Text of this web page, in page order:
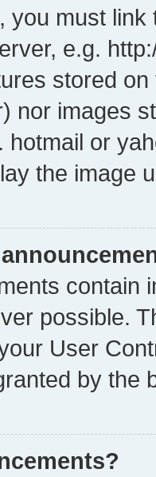
you must
e.g.
stored
nor images
hotmail or
the image
contain
possible.
User
by the